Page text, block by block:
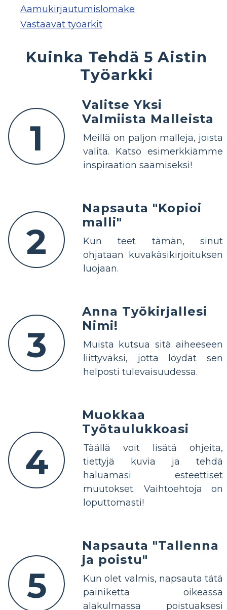
Aamukirjautumislomake
Vastaavat työarkit
Kuinka Tehdä 5 Aistin
Työarkki
1
Valitse Yksi
Valmiista Malleista
Meillä on paljon malleja, joista
valita. Katso esimerkkiämme
inspiraation saamiseksi!
2
Napsauta "Kopioi
malli"
Kun teet tämän, sinut
ohjataan kuvakäsikirjoituksen
luojaan.
3
Anna Työkirjallesi
Nimi!
Muista kutsua sitä aiheeseen
liittyväksi, jotta löydät sen
helposti tulevaisuudessa.
4
Muokkaa
Työtaulukkoasi
Täällä voit lisätä ohjeita,
tiettyjä kuvia ja tehdä
haluamasi esteettiset
muutokset. Vaihtoehtoja on
loputtomasti!
5
Napsauta "Tallenna
ja poistu"
Kun olet valmis, napsauta tätä
painiketta oikeassa
alakulmassa poistuaksesi